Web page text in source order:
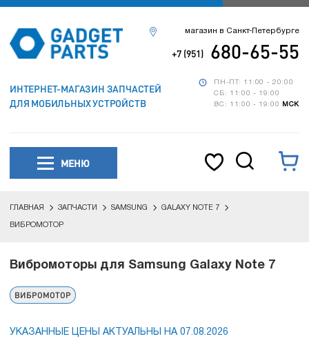
ИНТЕРНЕТ-МАГАЗИН ЗАПЧАСТЕЙ
ДЛЯ МОБИЛЬНЫХ УСТРОЙСТВ
ПН-ПТ: 11:00 - 20:00
СБ: 11:00 - 19:00
ВС: 11:00 - 19:00
МСК
магазин в Санкт-Петербурге
+7 (951) 680-65-55
МЕНЮ
ГЛАВНАЯ ЗАПЧАСТИ SAMSUNG GALAXY NOTE 7
ВИБРОМОТОР
Вибромоторы для Samsung Galaxy Note 7
ВИБРОМОТОР
УКАЗАННЫЕ ЦЕНЫ АКТУАЛЬНЫ НА 07.08.2026